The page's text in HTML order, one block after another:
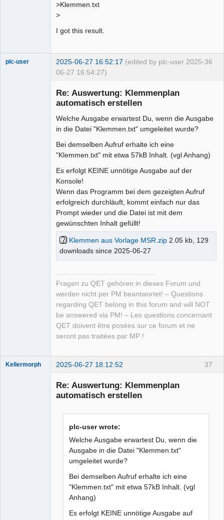
>Klemmen.txt
>
I got this result.
36
plc-user 2025-06-27 16:52:17 (edited by plc-user 2025-
06-27 16:54:27)
Re: Auswertung: Klemmenplan
automatisch erstellen
Welche Ausgabe erwartest Du, wenn die Ausgabe
in die Datei "Klemmen.txt" umgeleitet wurde?
Bei demselben Aufruf erhalte ich eine
"Klemmen.txt" mit etwa 57kB Inhalt. (vgl Anhang)
Es erfolgt KEINE unnötige Ausgabe auf der
Konsole!
Wenn das Programm bei dem gezeigten Aufruf
erfolgreich durchläuft, kommt einfach nur das
Prompt wieder und die Datei ist mit dem
gewünschten Inhalt gefüllt!
Klemmen aus Vorlage MSR.zip 2.05 kb, 129
downloads since 2025-06-27
Fragen zu QET gehören in dieses Forum und
werden nicht per PM beantwortet! – Questions
regarding QET belong in this forum and will NOT
be answered via PM! – Les questions concernant
QET doivent être posées sur ce forum et ne
seront pas traitées par MP !
37
Kellermorph 2025-06-27 18:12:52
Re: Auswertung: Klemmenplan
automatisch erstellen
plc-user wrote:
Welche Ausgabe erwartest Du, wenn die
Ausgabe in die Datei "Klemmen.txt"
umgeleitet wurde?
Bei demselben Aufruf erhalte ich eine
"Klemmen.txt" mit etwa 57kB Inhalt. (vgl
Anhang)
Es erfolgt KEINE unnötige Ausgabe auf